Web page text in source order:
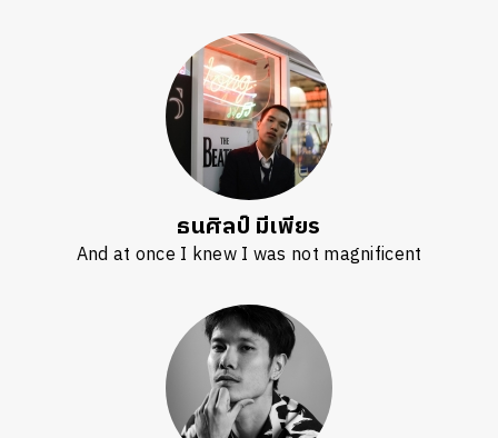
ธนศิลป์ มีเพียร
And at once I knew I was not magnificent